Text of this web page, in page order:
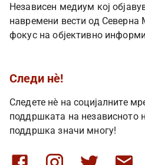
Независен медиум кој
навремени вести од Северна
фокус на објективно
Следи нè!
Следете нè на социјалните
поддршката на независното
поддршка значи многу!